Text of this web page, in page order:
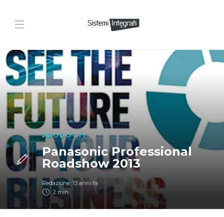
PRODOTTI
Panasonic Professional
Roadshow 2013
Redazione, 13 anni fa
2 min